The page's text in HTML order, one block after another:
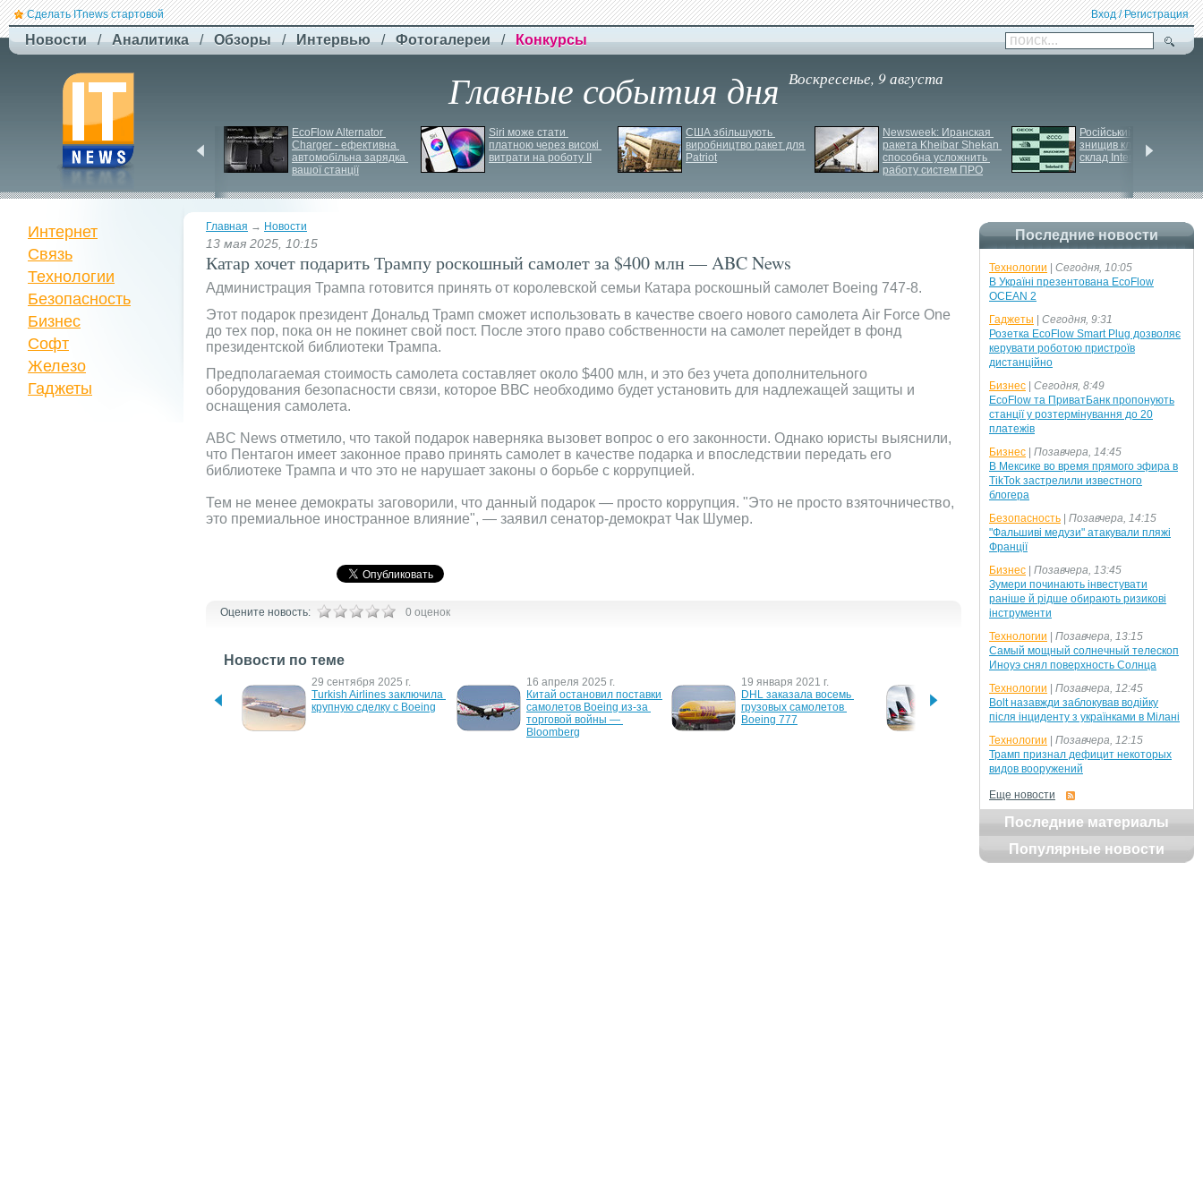
Сделать ITnews стартовой Вход / Регистрация
Новости / Аналитика / Обзоры / Интервью / Фотогалереи / Конкурсы поиск...
Главные события дня Воскресенье, 9 августа
повітряний штурм за
участю роботів
EcoFlow Alternator
Charger - ефективна
автомобільна зарядка
вашої станції
Siri може стати
платною через високі
витрати на роботу ІІ
США збільшують
виробництво ракет для
Patriot
Newsweek: Иранская
ракета Kheibar Shekan
способна усложнить
работу систем ПРО
Російський удар
знищив ключовий
склад Intertop Ukraine
Главная → Новости
13 мая 2025, 10:15
Катар хочет подарить Трампу роскошный самолет за $400 млн — ABC News
Администрация Трампа готовится принять от королевской семьи Катара роскошный самолет Boeing 747-8.
Этот подарок президент Дональд Трамп сможет использовать в качестве своего нового самолета Air Force One
до тех пор, пока он не покинет свой пост. После этого право собственности на самолет перейдет в фонд
президентской библиотеки Трампа.
Предполагаемая стоимость самолета составляет около $400 млн, и это без учета дополнительного
оборудования безопасности связи, которое ВВС необходимо будет установить для надлежащей защиты и
оснащения самолета.
ABC News отметило, что такой подарок наверняка вызовет вопрос о его законности. Однако юристы выяснили,
что Пентагон имеет законное право принять самолет в качестве подарка и впоследствии передать его
библиотеке Трампа и что это не нарушает законы о борьбе с коррупцией.
Тем не менее демократы заговорили, что данный подарок — просто коррупция. "Это не просто взяточничество,
это премиальное иностранное влияние", — заявил сенатор-демократ Чак Шумер.
Оцените новость: 0 оценок
Новости по теме
Трамп представил новый
29 сентября 2025 г.
Turkish Airlines заключила
крупную сделку с Boeing
16 апреля 2025 г.
Китай остановил поставки
самолетов Boeing из-за
торговой войны —
Bloomberg
19 января 2021 г.
DHL заказала восемь
грузовых самолетов
Boeing 777
21 декабря 2020 г.
Air Canada готовится к
возобновлению
эксплуатации Boeing 737
Интернет
Связь
Технологии
Безопасность
Бизнес
Софт
Железо
Гаджеты
Последние новости
Технологии
Сегодня, 10:05
В Україні презентована EcoFlow
OCEAN 2
Гаджеты
Сегодня, 9:31
Розетка EcoFlow Smart Plug дозволяє
керувати роботою пристроїв
дистанційно
Бизнес
Сегодня, 8:49
EcoFlow та ПриватБанк пропонують
станції у розтермінування до 20
платежів
Бизнес
Позавчера, 14:45
В Мексике во время прямого эфира в
TikTok застрелили известного
блогера
Безопасность
Позавчера, 14:15
"Фальшиві медузи" атакували пляжі
Франції
Бизнес
Позавчера, 13:45
Зумери починають інвестувати
раніше й рідше обирають ризикові
інструменти
Технологии
Позавчера, 13:15
Самый мощный солнечный телескоп
Иноуэ снял поверхность Солнца
Технологии
Позавчера, 12:45
Bolt назавжди заблокував водійку
після інциденту з українками в Мілані
Технологии
Позавчера, 12:15
Трамп признал дефицит некоторых
видов вооружений
Еще новости
Последние материалы
Популярные новости